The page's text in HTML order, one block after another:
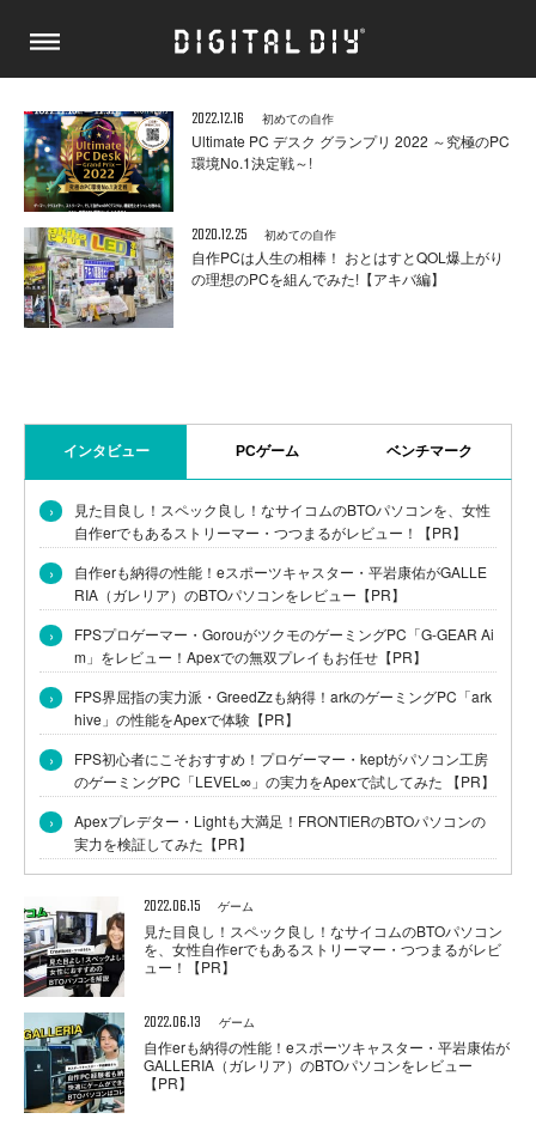
2022.12.16 初めての自作
Ultimate PC デスク グランプリ 2022 ～究極のPC
環境No.1決定戦～!
2020.12.25 初めての自作
自作PCは人生の相棒！ おとはすとQOL爆上がり
の理想のPCを組んでみた!【アキバ編】
インタビュー PCゲーム ベンチマーク
›
見た目良し！スペック良し！なサイコムのBTOパソコンを、女性
自作erでもあるストリーマー・つつまるがレビュー！【PR】
›
自作erも納得の性能！eスポーツキャスター・平岩康佑がGALLE
RIA（ガレリア）のBTOパソコンをレビュー【PR】
›
FPSプロゲーマー・GorouがツクモのゲーミングPC「G-GEAR Ai
m」をレビュー！Apexでの無双プレイもお任せ【PR】
›
FPS界屈指の実力派・GreedZzも納得！arkのゲーミングPC「ark
hive」の性能をApexで体験【PR】
›
FPS初心者にこそおすすめ！プロゲーマー・keptがパソコン工房
のゲーミングPC「LEVEL∞」の実力をApexで試してみた 【PR】
›
Apexプレデター・Lightも大満足！FRONTIERのBTOパソコンの
実力を検証してみた【PR】
2022.06.15 ゲーム
見た目良し！スペック良し！なサイコムのBTOパソコン
を、女性自作erでもあるストリーマー・つつまるがレビ
ュー！【PR】
2022.06.13 ゲーム
自作erも納得の性能！eスポーツキャスター・平岩康佑が
GALLERIA（ガレリア）のBTOパソコンをレビュー
【PR】